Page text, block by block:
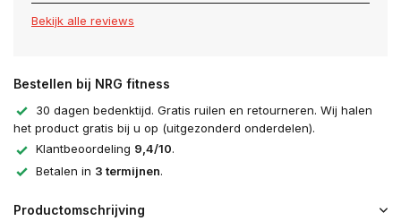
Bekijk alle reviews
Bestellen bij NRG fitness
30 dagen bedenktijd. Gratis ruilen en retourneren. Wij halen
het product gratis bij u op (uitgezonderd onderdelen).
Klantbeoordeling 9,4/10.
Betalen in 3 termijnen.
Productomschrijving